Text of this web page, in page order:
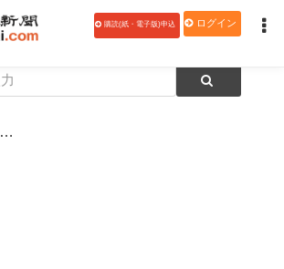
購読(紙・電子版)申込 ログイン
小田急電鉄、新宿駅で2800本分の資源回収 ペット